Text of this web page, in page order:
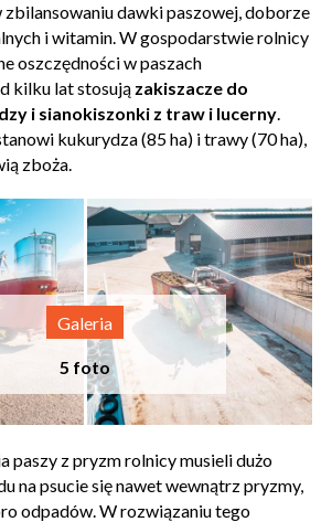
zbilansowaniu dawki paszowej, doborze
i witamin. W gospodarstwie rolnicy
oszczędności w paszach
kilku lat stosują zakiszacze do
i sianokiszonki z traw i lucerny.
kukurydza (85 ha) i trawy (70 ha),
zboża.
paszy z pryzm rolnicy musieli dużo
na psucie się nawet wewnątrz pryzmy,
odpadów. W rozwiązaniu tego